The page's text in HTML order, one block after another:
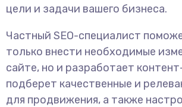
цели и задачи вашего бизнеса.
Частный SEO-специалист
только внести необходимые
сайте, но и разработает
подберет качественные и
для продвижения, а также